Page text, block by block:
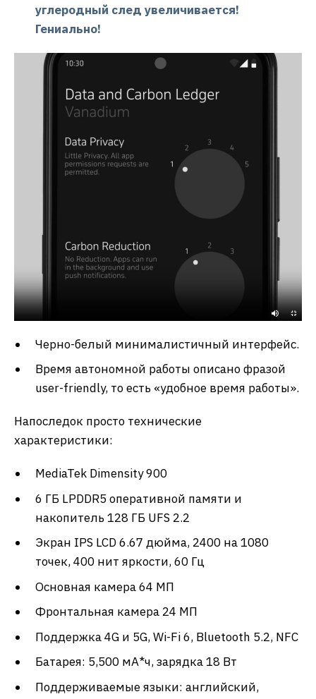
углеродный след увеличивается!
Гениально!
Черно-белый минималистичный интерфейс.
Время автономной работы описано фразой
user-friendly, то есть «удобное время работы».
Напоследок просто технические
характеристики:
MediaTek Dimensity 900
6 ГБ LPDDR5 оперативной памяти и
накопитель 128 ГБ UFS 2.2
Экран IPS LCD 6.67 дюйма, 2400 на 1080
точек, 400 нит яркости, 60 Гц
Основная камера 64 МП
Фронтальная камера 24 МП
Поддержка 4G и 5G, Wi-Fi 6, Bluetooth 5.2, NFC
Батарея: 5,500 мА*ч, зарядка 18 Вт
Поддерживаемые языки: английский,